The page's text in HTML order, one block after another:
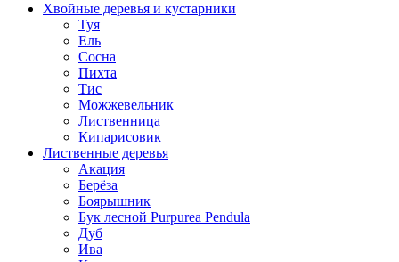
Хвойные деревья и кустарники
Туя
Ель
Сосна
Пихта
Тис
Можжевельник
Лиственница
Кипарисовик
Лиственные деревья
Акация
Берёза
Боярышник
Бук лесной Purpurea Pendula
Дуб
Ива